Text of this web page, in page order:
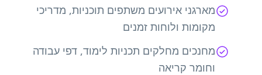
מארגני אירועים משתפים תוכניות, מדריכי
מקומות ולוחות זמנים
מחנכים מחלקים תכניות לימוד, דפי עבודה
וחומר קריאה